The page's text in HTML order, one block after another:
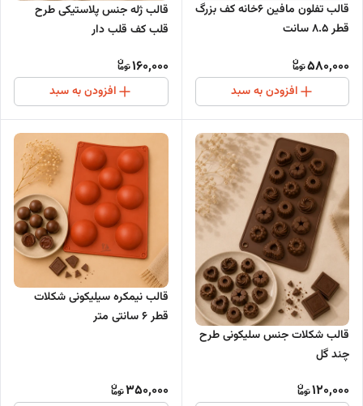
قالب تفلون مافین 6خانه کف بزرگ
قطر ۸.۵ سانت
580,000
افزودن به سبد
قالب ژله جنس پلاستیکی طرح
قلب کف قلب دار
160,000
افزودن به سبد
قالب شکلات جنس سلیکونی طرح
چند گل
120,000
قالب نیمکره سیلیکونی شکلات
قطر 6 سانتی متر
350,000